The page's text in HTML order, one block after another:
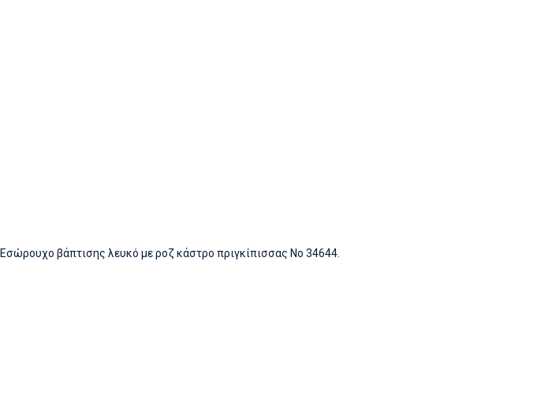
Εσώρουχο βάπτισης λευκό με ροζ κάστρο πριγκίπισσας Νο 34644.